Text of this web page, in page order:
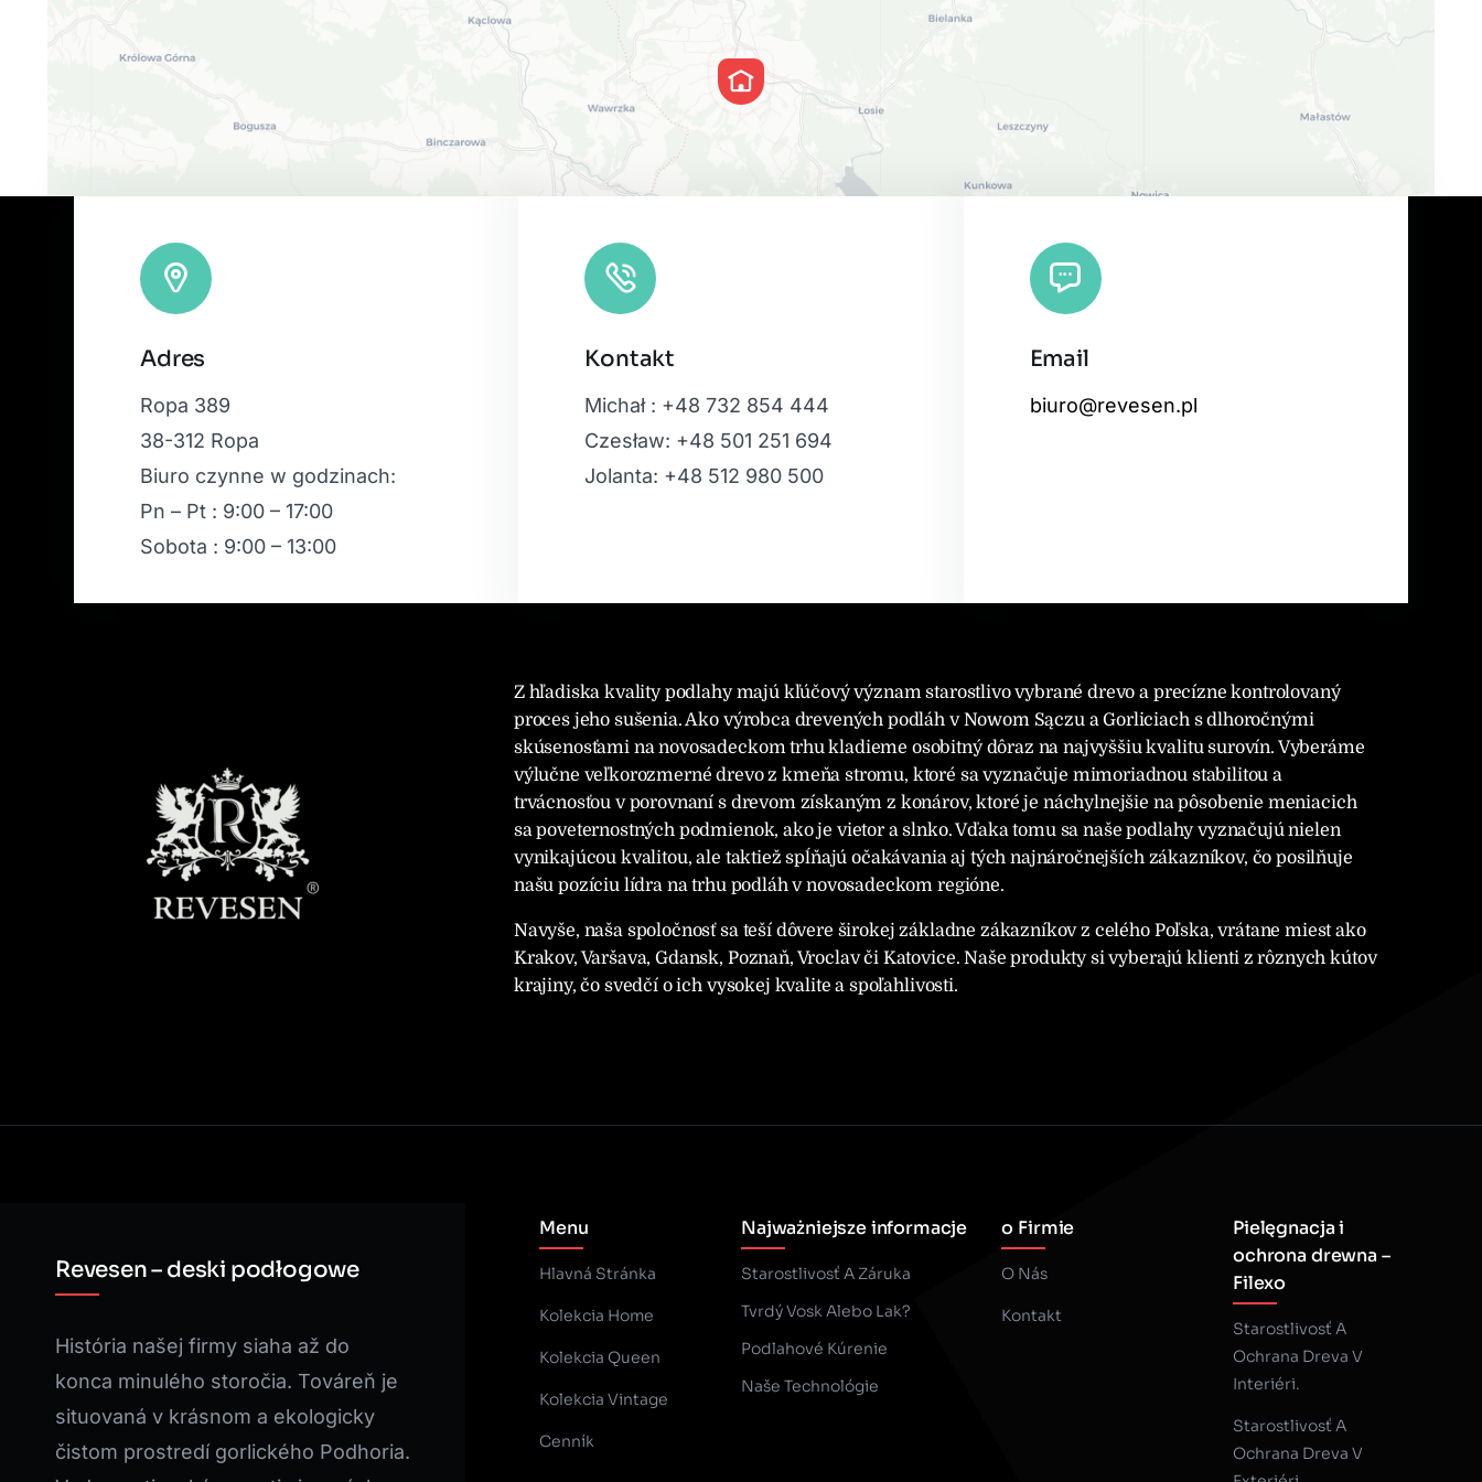
Adres
Ropa 389
38-312 Ropa
Biuro czynne w godzinach:
Pn – Pt : 9:00 – 17:00
Sobota : 9:00 – 13:00
Kontakt
Michał : +48 732 854 444
Czesław: +48 501 251 694
Jolanta: +48 512 980 500
Email
biuro@revesen.pl
Z hľadiska kvality podlahy majú kľúčový význam starostlivo vybrané drevo a precízne kontrolovaný
proces jeho sušenia. Ako výrobca drevených podláh v Nowom Sączu a Gorliciach s dlhoročnými
skúsenosťami na novosadeckom trhu kladieme osobitný dôraz na najvyššiu kvalitu surovín. Vyberáme
výlučne veľkorozmerné drevo z kmeňa stromu, ktoré sa vyznačuje mimoriadnou stabilitou a
trvácnosťou v porovnaní s drevom získaným z konárov, ktoré je náchylnejšie na pôsobenie meniacich
sa poveternostných podmienok, ako je vietor a slnko. Vďaka tomu sa naše podlahy vyznačujú nielen
vynikajúcou kvalitou, ale taktiež spĺňajú očakávania aj tých najnáročnejších zákazníkov, čo posilňuje
našu pozíciu lídra na trhu podláh v novosadeckom regióne.
Navyše, naša spoločnosť sa teší dôvere širokej základne zákazníkov z celého Poľska, vrátane miest ako
Krakov, Varšava, Gdansk, Poznaň, Vroclav či Katovice. Naše produkty si vyberajú klienti z rôznych kútov
krajiny, čo svedčí o ich vysokej kvalite a spoľahlivosti.
Revesen – deski podłogowe
História našej firmy siaha až do
konca minulého storočia. Továreň je
situovaná v krásnom a ekologicky
čistom prostredí gorlického Podhoria.
Menu
Hlavná Stránka
Kolekcia Home
Kolekcia Queen
Kolekcia Vintage
Cenník
Najważniejsze informacje
Starostlivosť A Záruka
Tvrdý Vosk Alebo Lak?
Podlahové Kúrenie
Naše Technológie
o Firmie
O Nás
Kontakt
Pielęgnacja i
ochrona drewna –
Filexo
Starostlivosť A
Ochrana Dreva V
Interiéri.
Starostlivosť A
Ochrana Dreva V